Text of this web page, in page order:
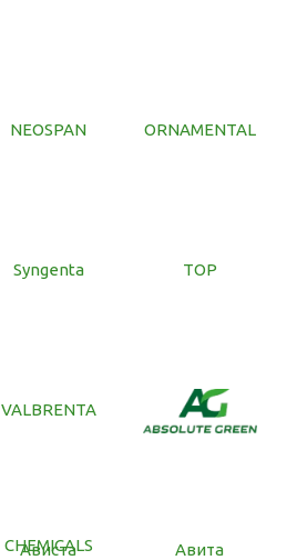
NEOSPAN ORNAMENTAL
Syngenta TOP
VALBRENTA
CHEMICALS
Ависта Авита